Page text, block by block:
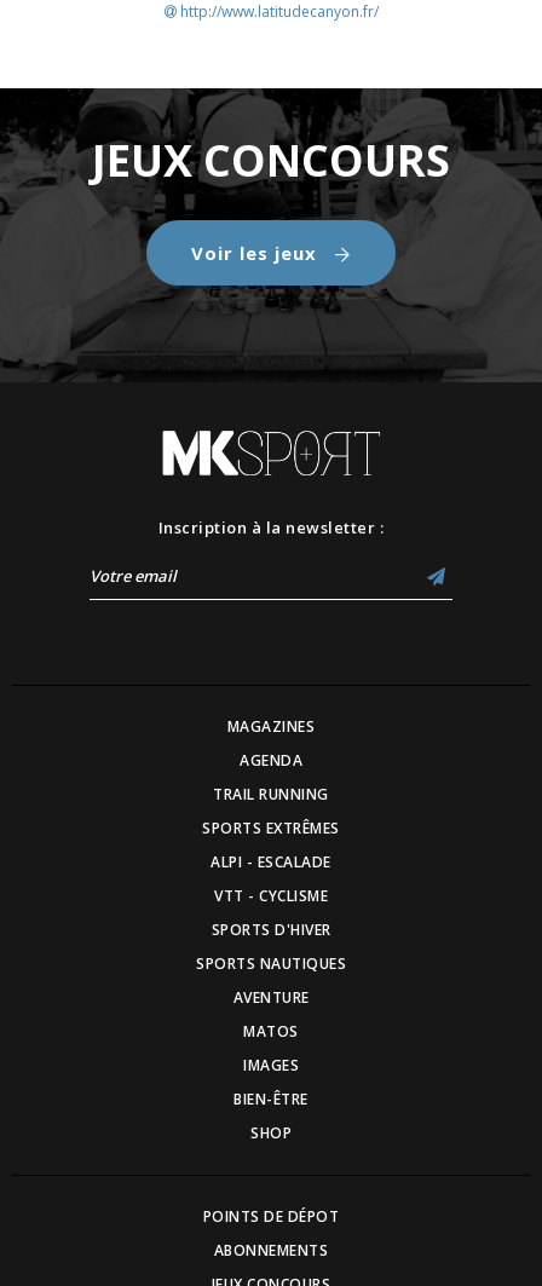
http://www.latitudecanyon.fr/
JEUX CONCOURS
Voir les jeux
Inscription à la newsletter :
MAGAZINES
AGENDA
TRAIL RUNNING
SPORTS EXTRÊMES
ALPI - ESCALADE
VTT - CYCLISME
SPORTS D'HIVER
SPORTS NAUTIQUES
AVENTURE
MATOS
IMAGES
BIEN-ÊTRE
SHOP
POINTS DE DÉPOT
ABONNEMENTS